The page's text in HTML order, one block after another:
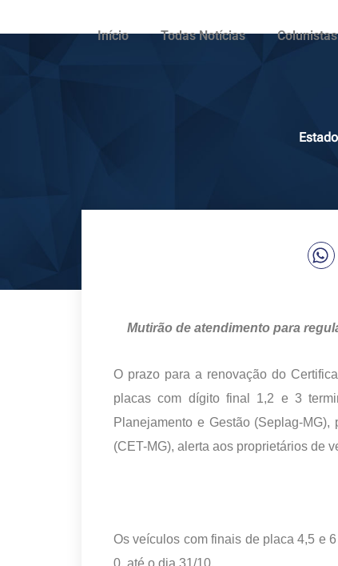
Início Todas Notícias Colunistas
Mutirão de atendimento para
O prazo para a renovação do
placas com dígito final 1,2 e 3
Planejamento e Gestão (Seplag-
(CET-MG), alerta aos proprietários de
Os veículos com finais de placa 4,5 e
0, até o dia 31/10.